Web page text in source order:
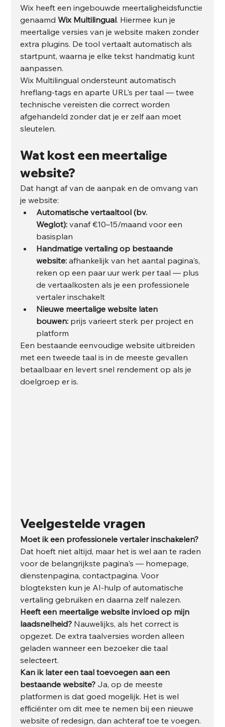
Wix heeft een ingebouwde meertaligheidsfunctie
genaamd Wix Multilingual. Hiermee kun je
meertalige versies van je website maken zonder
extra plugins. De tool vertaalt automatisch als
startpunt, waarna je elke tekst handmatig kunt
aanpassen.
Wix Multilingual ondersteunt automatisch
hreflang-tags en aparte URL's per taal — twee
technische vereisten die correct worden
afgehandeld zonder dat je er zelf aan moet
sleutelen.
Wat kost een meertalige
website?
Dat hangt af van de aanpak en de omvang van
je website:
Automatische vertaaltool (bv.
Weglot): vanaf €10–15/maand voor een
basisplan
Handmatige vertaling op bestaande
website: afhankelijk van het aantal pagina's,
reken op een paar uur werk per taal — plus
de vertaalkosten als je een professionele
vertaler inschakelt
Nieuwe meertalige website laten
bouwen: prijs varieert sterk per project en
platform
Een bestaande eenvoudige website uitbreiden
met een tweede taal is in de meeste gevallen
betaalbaar en levert snel rendement op als je
doelgroep er is.
Veelgestelde vragen
Moet ik een professionele vertaler inschakelen?
Dat hoeft niet altijd, maar het is wel aan te raden
voor de belangrijkste pagina's — homepage,
dienstenpagina, contactpagina. Voor
blogteksten kun je AI-hulp of automatische
vertaling gebruiken en daarna zelf nalezen.
Heeft een meertalige website invloed op mijn
laadsnelheid? Nauwelijks, als het correct is
opgezet. De extra taalversies worden alleen
geladen wanneer een bezoeker die taal
selecteert.
Kan ik later een taal toevoegen aan een
bestaande website? Ja, op de meeste
platformen is dat goed mogelijk. Het is wel
efficiënter om dit mee te nemen bij een nieuwe
website of redesign, dan achteraf toe te voegen.